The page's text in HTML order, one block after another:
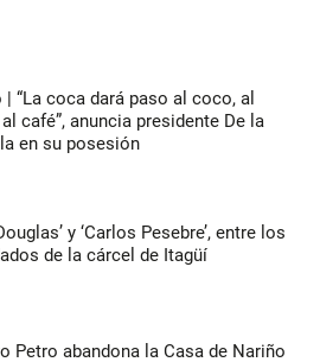
| “La coca dará paso al coco, al
café”, anuncia presidente De la
en su posesión
y ‘Carlos Pesebre’, entre los
de la cárcel de Itagüí
Petro abandona la Casa de Nariño